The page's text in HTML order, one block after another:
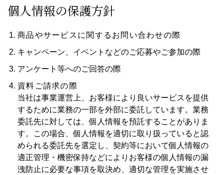
個人情報の保護方針
商品やサービスに関するお問い合わせの際
キャンペーン、イベントなどのご応募やご参加の際
アンケート等へのご回答の際
資料ご請求の際
当社は事業運営上、お客様により良いサービスを提供
するために業務の一部を外部に委託しています。業務
委託先に対しては、個人情報を預託することがありま
す。この場合、個人情報を適切に取り扱っていると認
められる委託先を選定し、契約等において個人情報の
適正管理・機密保持などによりお客様の個人情報の漏
洩防止に必要な事項を取決め、適切な管理を実施させ